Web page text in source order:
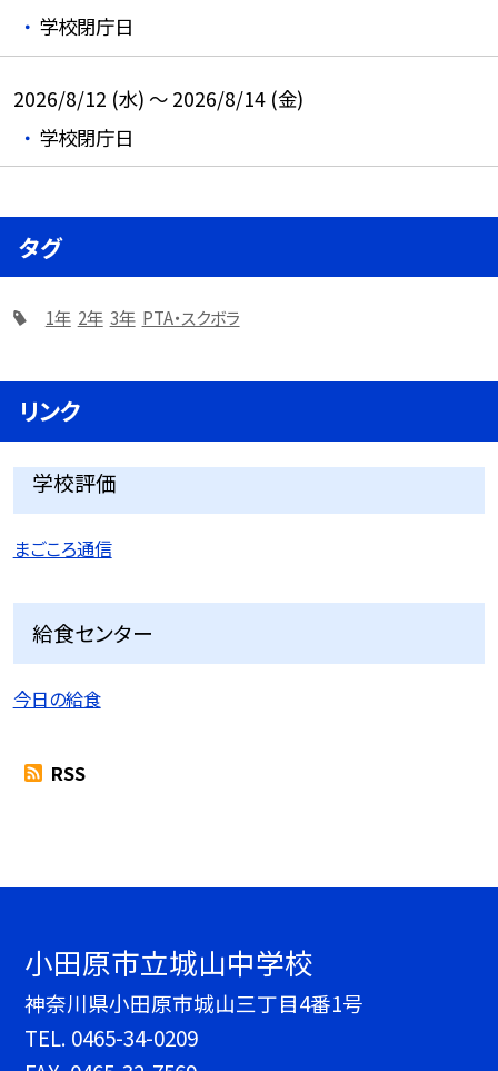
学校閉庁日
2026/8/12 (水) ～ 2026/8/14 (金)
学校閉庁日
タグ
1年 2年 3年 PTA・スクボラ
リンク
学校評価
まごころ通信
給食センター
今日の給食
RSS
小田原市立城山中学校
神奈川県小田原市城山三丁目4番1号
TEL. 0465-34-0209